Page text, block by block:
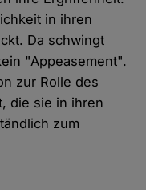
in ihren
Da schwingt
"Appeasement".
zur Rolle des
die sie in ihren
zum